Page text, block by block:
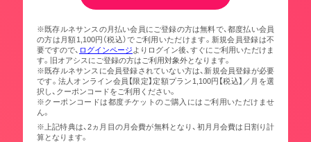
※既存ルネサンスの月払い会員にご登録の方は無料で、都度払い会員
の方は月額1,100円（税込）でご利用いただけます。新規会員登録は不
要ですので、 ログインページ よりログイン後、すぐにご利用いただけま
す。旧オアシスにご登録の方はご利用対象外となります。
※既存ルネサンスに会員登録されていない方は、新規会員登録が必要
です。法人オンライン会員【限定】定額プラン1,100円【税込】／月を選
択し、クーポンコードをご利用ください。
※クーポンコードは都度チケットのご購入にはご利用いただけませ
ん。
※上記特典は、2ヵ月目の月会費が無料となり、初月月会費は日割り計
算となります。